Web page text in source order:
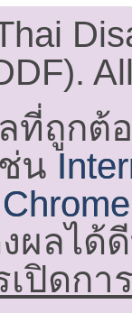
ที่ถูกต้
น
ผลได้
เปิดกา